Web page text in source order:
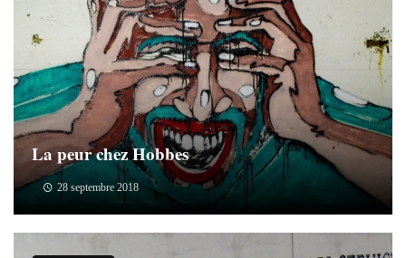
La peur chez Hobbes
28 septembre 2018